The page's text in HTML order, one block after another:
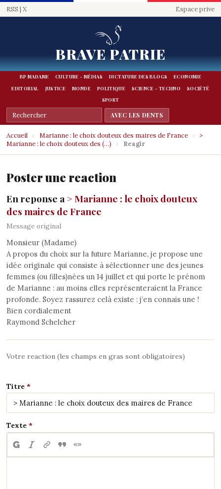
RSS | X Espace prive
BRAVE PATRIE
BP MADAME CULTURE - MÉDIAS DICTATURE DES BLOGS
ECONOMIE
EDITORIAL
JUSTICE MONDE POLITIQUE SCIENCE - TECHNO
SOCIÉTÉ
SPORT
Accueil › Marianne : le choix douteux des maires de France ›
>
Marianne : le choix douteux des (…)
› Reagir
Poster une reaction
En reponse a > Marianne : le choix douteux
des maires de France
Message original
Monsieur (Madame)
A propos du choix sur la future Marianne, je propose une
idée originale qui consiste à sélectionner une des jeunes
femmes (ou filles)nées un 14 juillet et qui porte le prénom
de Marianne : au moins elles représenteraient la France
profonde. Soyez rassurez celà existe : j’en connais une !
Bien cordialement
Raymond Schelcher
Votre reaction (les champs en gras sont obligatoires)
Titre
Texte